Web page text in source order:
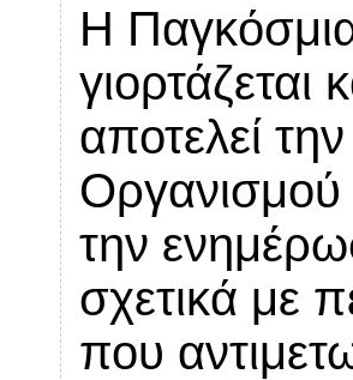
Η
γιορτάζεται
αποτελεί
την
σχετικά με
που